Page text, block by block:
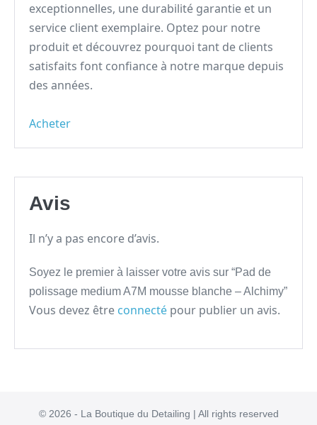
exceptionnelles, une durabilité garantie et un
service client exemplaire. Optez pour notre
produit et découvrez pourquoi tant de clients
satisfaits font confiance à notre marque depuis
des années.
Acheter
Avis
Il n’y a pas encore d’avis.
Soyez le premier à laisser votre avis sur “Pad de
polissage medium A7M mousse blanche – Alchimy”
Vous devez être connecté pour publier un avis.
© 2026 - La Boutique du Detailing | All rights reserved